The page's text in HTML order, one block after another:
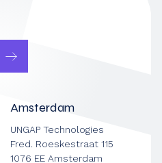
Amsterdam
UNGAP Technologies
Fred. Roeskestraat 115
1076 EE Amsterdam